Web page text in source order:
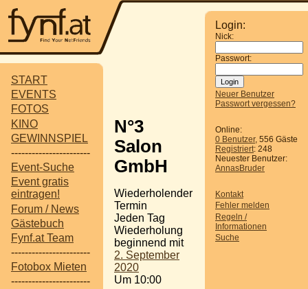
START
EVENTS
FOTOS
KINO
GEWINNSPIEL
-----------------------
Event-Suche
Event gratis
eintragen!
Forum / News
Gästebuch
Fynf.at Team
-----------------------
Fotobox Mieten
-----------------------
Login:
Nick:
Passwort:
Neuer Benutzer
Passwort vergessen?
Online:
0 Benutzer, 556 Gäste
Registriert: 248
Neuester Benutzer:
AnnasBruder
Kontakt
Fehler melden
Regeln /
Informationen
Suche
N°3
Salon
GmbH
Wiederholender
Termin
Jeden Tag
Wiederholung
beginnend mit
2. September
2020
Um 10:00